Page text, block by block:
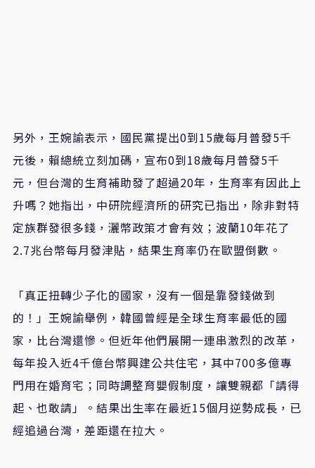
另外，王婉諭表示，國民黨提出0到15歲每月普發5千
元後，賴總統立刻加碼，宣布0到18歲每月普發5千
元，但台灣的生育補助發了超過20年，生育率有因此上
升嗎？她指出，中研院經濟所的研究已指出，除非對特
定族群發很多錢，灑幣政策才會有效；波蘭10年花了
2.7兆台幣每月發津貼，結果生育率仍在歐盟倒數。
「真正扭轉少子化的國家，沒有一個是靠發錢做到
的！」王婉諭舉例，韓國曾經是全球生育率最低的國
家，比台灣還慘。但近年他們展開一連串激烈的改革，
每年投入近4千億台幣興建公共住宅，其中700多億專
門用在婚育宅；同時調整育嬰假制度，讓雙親都「請得
起、也敢請」。結果出生率在最近15個月逆勢成長，已
經追過台灣，差距還在拉大。